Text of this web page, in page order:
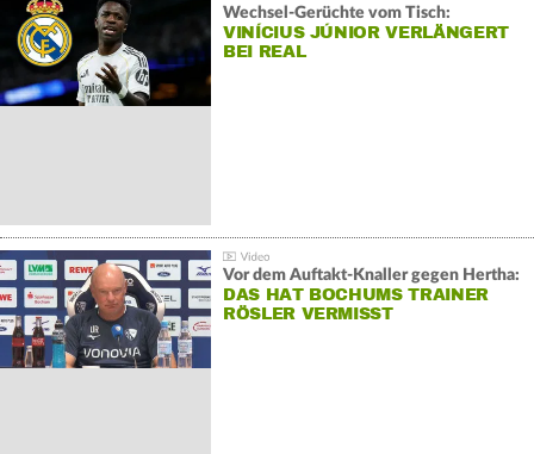
Wechsel-Gerüchte vom Tisch:
VINÍCIUS JÚNIOR VERLÄNGERT
BEI REAL
Vor dem Auftakt-Knaller gegen Hertha:
DAS HAT BOCHUMS TRAINER
RÖSLER VERMISST